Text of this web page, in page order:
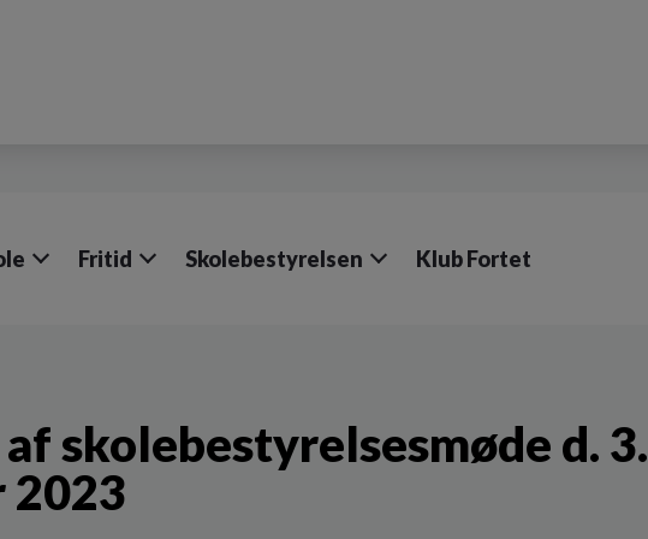
Fritid Skolebestyrelsen Klub Fortet
skolebestyrelsesmøde d. 3.
2023